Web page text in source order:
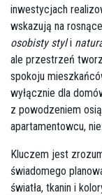
inwestycjach
wskazują na
osobisty styli
ale przestrzeń
spokoju
wyłącznie dla
z powodzeniem
apartamentowcu,
Kluczem jest
świadomego
światła, tkanin i